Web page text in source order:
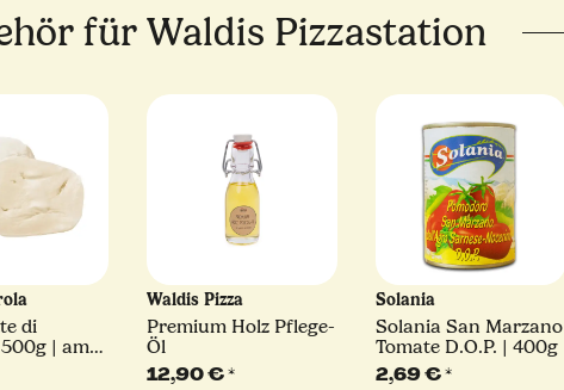
für Waldis Pizzastation
di
| am
Waldis Pizza
Premium Holz Pflege-
Öl
12,90 €*
Solania
Solania San Marzano
Tomate D.O.P. | 400g
2,69 €*